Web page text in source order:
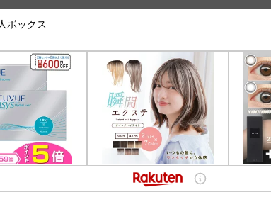
ボックス